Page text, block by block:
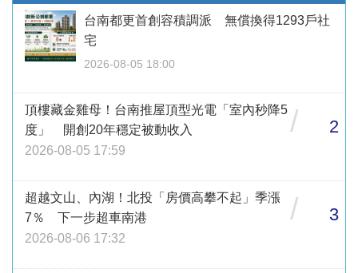
台南都更首創容積調派 無償換得1293戶社
宅
2026-08-05 18:00
頂樓藏金雞母！台南推屋頂型光電「室內秒降5
度」 開創20年穩定被動收入
2026-08-05 17:59
/ 2
超越文山、內湖！北投「房價高攀不起」季漲
7％ 下一步超車南港
2026-08-06 17:32
/ 3